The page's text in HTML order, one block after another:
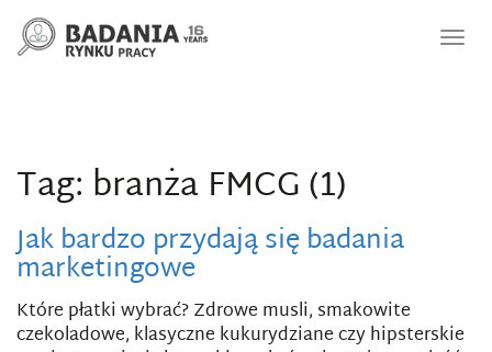
Tag: branża FMCG (1)
Jak bardzo przydają się badania
marketingowe
Które płatki wybrać? Zdrowe musli, smakowite
czekoladowe, klasyczne kukurydziane czy hipsterskie